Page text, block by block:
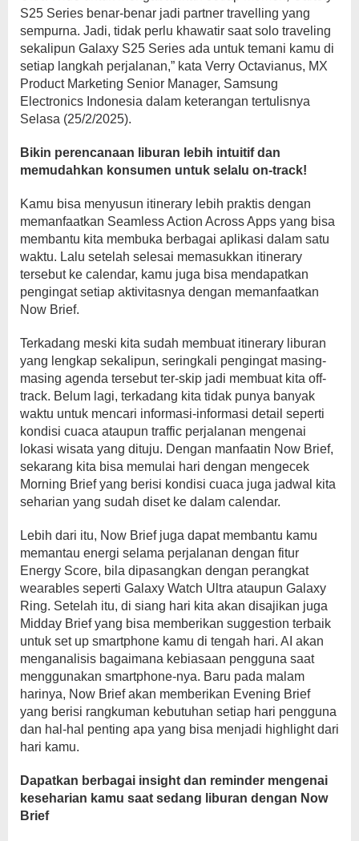
S25 Series benar-benar jadi partner travelling yang
sempurna. Jadi, tidak perlu khawatir saat solo traveling
sekalipun Galaxy S25 Series ada untuk temani kamu di
setiap langkah perjalanan,” kata Verry Octavianus, MX
Product Marketing Senior Manager, Samsung
Electronics Indonesia dalam keterangan tertulisnya
Selasa (25/2/2025).
Bikin perencanaan liburan lebih intuitif dan
memudahkan konsumen untuk selalu on-track!
Kamu bisa menyusun itinerary lebih praktis dengan
memanfaatkan Seamless Action Across Apps yang bisa
membantu kita membuka berbagai aplikasi dalam satu
waktu. Lalu setelah selesai memasukkan itinerary
tersebut ke calendar, kamu juga bisa mendapatkan
pengingat setiap aktivitasnya dengan memanfaatkan
Now Brief.
Terkadang meski kita sudah membuat itinerary liburan
yang lengkap sekalipun, seringkali pengingat masing-
masing agenda tersebut ter-skip jadi membuat kita off-
track. Belum lagi, terkadang kita tidak punya banyak
waktu untuk mencari informasi-informasi detail seperti
kondisi cuaca ataupun traffic perjalanan mengenai
lokasi wisata yang dituju. Dengan manfaatin Now Brief,
sekarang kita bisa memulai hari dengan mengecek
Morning Brief yang berisi kondisi cuaca juga jadwal kita
seharian yang sudah diset ke dalam calendar.
Lebih dari itu, Now Brief juga dapat membantu kamu
memantau energi selama perjalanan dengan fitur
Energy Score, bila dipasangkan dengan perangkat
wearables seperti Galaxy Watch Ultra ataupun Galaxy
Ring. Setelah itu, di siang hari kita akan disajikan juga
Midday Brief yang bisa memberikan suggestion terbaik
untuk set up smartphone kamu di tengah hari. AI akan
menganalisis bagaimana kebiasaan pengguna saat
menggunakan smartphone-nya. Baru pada malam
harinya, Now Brief akan memberikan Evening Brief
yang berisi rangkuman kebutuhan setiap hari pengguna
dan hal-hal penting apa yang bisa menjadi highlight dari
hari kamu.
Dapatkan berbagai insight dan reminder mengenai
keseharian kamu saat sedang liburan dengan Now
Brief